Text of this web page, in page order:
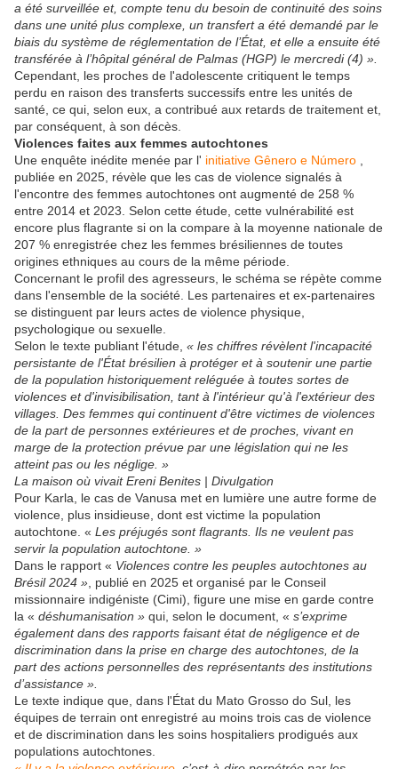
a été surveillée et, compte tenu du besoin de continuité des soins
dans une unité plus complexe, un transfert a été demandé par le
biais du système de réglementation de l’État, et elle a ensuite été
transférée à l’hôpital général de Palmas (HGP) le mercredi (4) ».
Cependant, les proches de l'adolescente critiquent le temps
perdu en raison des transferts successifs entre les unités de
santé, ce qui, selon eux, a contribué aux retards de traitement et,
par conséquent, à son décès.
Violences faites aux femmes autochtones
Une enquête inédite menée par l' initiative Gênero e Número
publiée en 2025, révèle que les cas de violence signalés à
l'encontre des femmes autochtones ont augmenté de 258 %
entre 2014 et 2023. Selon cette étude, cette vulnérabilité est
encore plus flagrante si on la compare à la moyenne nationale de
207 % enregistrée chez les femmes brésiliennes de toutes
origines ethniques au cours de la même période.
Concernant le profil des agresseurs, le schéma se répète comme
dans l'ensemble de la société. Les partenaires et ex-partenaires
se distinguent par leurs actes de violence physique,
psychologique ou sexuelle.
Selon le texte publiant l'étude, « les chiffres révèlent l'incapacité
persistante de l'État brésilien à protéger et à soutenir une partie
de la population historiquement reléguée à toutes sortes de
violences et d'invisibilisation, tant à l'intérieur qu'à l'extérieur des
villages. Des femmes qui continuent d'être victimes de violences
de la part de personnes extérieures et de proches, vivant en
marge de la protection prévue par une législation qui ne les
atteint pas ou les néglige. »
La maison où vivait Ereni Benites | Divulgation
Pour Karla, le cas de Vanusa met en lumière une autre forme de
violence, plus insidieuse, dont est victime la population
autochtone. « Les préjugés sont flagrants. Ils ne veulent pas
servir la population autochtone. »
Dans le rapport « Violences contre les peuples autochtones au
Brésil 2024 » , publié en 2025 et organisé par le Conseil
missionnaire indigéniste (Cimi), figure une mise en garde contre
la « déshumanisation » qui, selon le document, « s’exprime
également dans des rapports faisant état de négligence et de
discrimination dans la prise en charge des autochtones, de la
part des actions personnelles des représentants des institutions
d’assistance ».
Le texte indique que, dans l'État du Mato Grosso do Sul, les
équipes de terrain ont enregistré au moins trois cas de violence
et de discrimination dans les soins hospitaliers prodigués aux
populations autochtones.